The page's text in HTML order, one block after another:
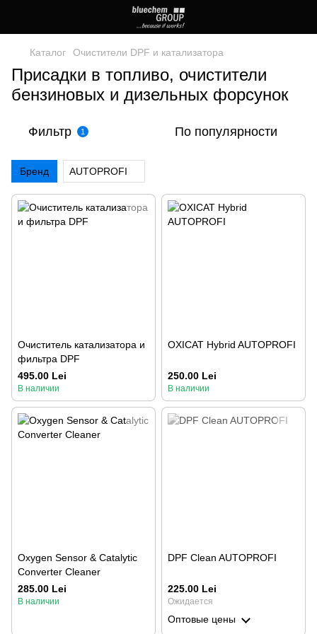
Каталог Очистители DPF и катализатора
Присадки в топливо, очистители
бензиновых и дизельных форсунок
Фильтр 1 По популярности
Бренд AUTOPROFI
Очиститель катализатора и
фильтра DPF
495.00 Lei
В наличии
OXICAT Hybrid AUTOPROFI
250.00 Lei
В наличии
Oxygen Sensor & Catalytic
Converter Cleaner
285.00 Lei
В наличии
DPF Clean AUTOPROFI
225.00 Lei
Ожидается
Оптовые цены